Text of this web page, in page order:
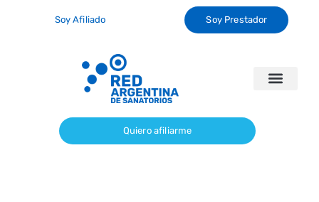
Soy Afiliado Soy Prestador
Quiero afiliarme